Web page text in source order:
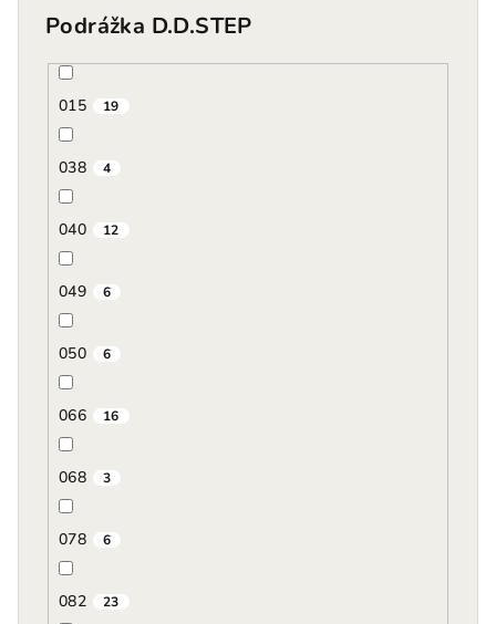
Podrážka D.D.STEP
015 19
038 4
040 12
049 6
050 6
066 16
068 3
078 6
082 23